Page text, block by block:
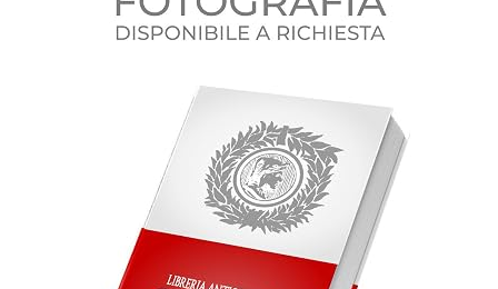
Art & Collectibles
CLOSE